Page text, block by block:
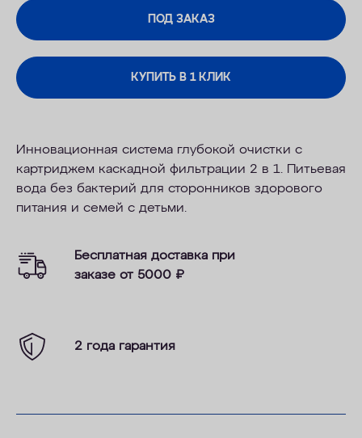
ПОД ЗАКАЗ
КУПИТЬ В 1 КЛИК
Инновационная система глубокой очистки с
картриджем каскадной фильтрации 2 в 1. Питьевая
вода без бактерий для сторонников здорового
питания и семей с детьми.
Бесплатная доставка при
заказе от 5000 ₽
2 года гарантия